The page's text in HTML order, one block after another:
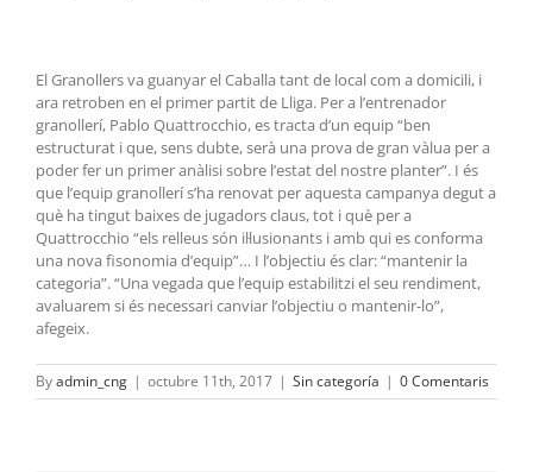
TREBALLA AMB NOSALTRES!
El Granollers va guanyar el Caballa tant de local com a domicili, i
ara retroben en el primer partit de Lliga. Per a l’entrenador
granollerí, Pablo Quattrocchio, es tracta d’un equip “ben
estructurat i que, sens dubte, serà una prova de gran vàlua per a
poder fer un primer anàlisi sobre l’estat del nostre planter”. I és
que l’equip granollerí s’ha renovat per aquesta campanya degut a
què ha tingut baixes de jugadors claus, tot i què per a
Quattrocchio “els relleus són il·lusionants i amb qui es conforma
una nova fisonomia d’equip”… I l’objectiu és clar: “mantenir la
categoria”. “Una vegada que l’equip estabilitzi el seu rendiment,
avaluarem si és necessari canviar l’objectiu o mantenir-lo”,
afegeix.
Byadmin_cng | octubre 11th, 2017 | Sin categoría | 0 Comentaris